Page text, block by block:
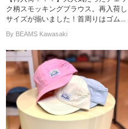
ク柄スモッキングブラウス。再入荷し
サイズが揃いました！首周りはゴム...
By BEAMS Kawasaki